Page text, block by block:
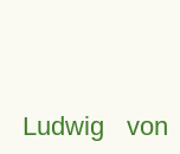
Ludwig von